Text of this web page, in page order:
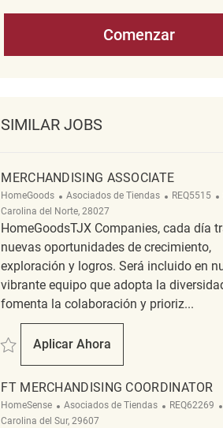
Comenzar
SIMILAR JOBS
MERCHANDISING ASSOCIATE
HomeGoods Categoría
Asociados de Tiendas ReqId
REQ5515
Carolina del Norte, 28027
HomeGoodsTJX Companies, cada día
nuevas oportunidades de crecimiento,
exploración y logros. Será incluido en
vibrante equipo que adopta la
fomenta la colaboración y prioriz...
Salvar merchandising associate REQ5515
Aplicar Ahora
Merchandising Associate
FT MERCHANDISING COORDINATOR
HomeSense Categoría
Asociados de Tiendas ReqId
REQ62269
Carolina del Sur, 29607